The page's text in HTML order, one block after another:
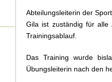
Abteilungsleiterin der
Gila ist zuständig für alle
Trainingsablauf.
Das Training wurde
Übungsleiterin nach den